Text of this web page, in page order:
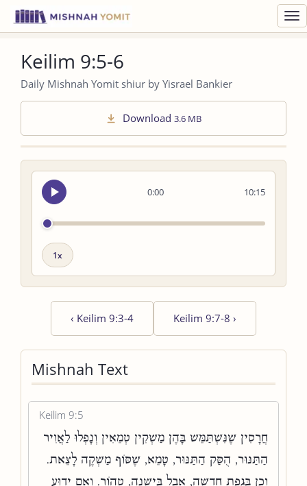
Keilim 9:5-6
Daily Mishnah Yomit shiur by Yisrael Bankier
Download 3.6 MB
0:00
Seek
audio
10:15
Playback
‹ Keilim 9:3-4 Keilim 9:7-8 ›
Mishnah Text
Keilim 9:5
חֲרָסִין שֶׁנִּשְׁתַּמֵּשׁ בָּהֶן מַשְׁקִין טְמֵאִין וְנָפְלוּ לַאֲוִיר
הַתַּנּוּר, הֻסַּק הַתַּנּוּר, טָמֵא, שֶׁסּוֹף מַשְׁקֶה לָצֵאת.
וְכֵן בְּגֶפֶת חֲדָשָׁה, אֲבָל בִּישָׁנָה, טָהוֹר. וְאִם יָדוּעַ